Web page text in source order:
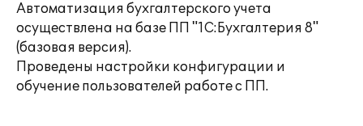
Автоматизация бухгалтерского учета
осуществлена на базе ПП "1С:Бухгалтерия 8"
(базовая версия).
Проведены настройки конфигурации и
обучение пользователей работе с ПП.